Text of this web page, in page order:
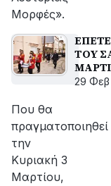
Μορφές».
ΤΟΥ
29 Φεβ
Που θα
πραγματοποιηθεί
την
Κυριακή 3
Μαρτίου,